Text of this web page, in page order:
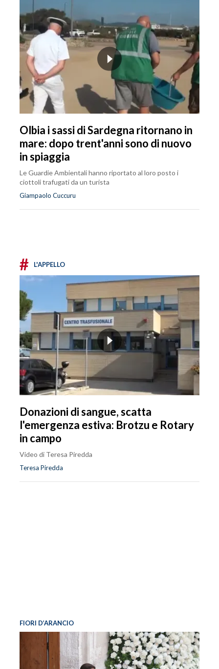
Olbia i sassi di Sardegna ritornano in
mare: dopo trent'anni sono di nuovo
in spiaggia
Le Guardie Ambientali hanno riportato al loro posto i
ciottoli trafugati da un turista
Giampaolo Cuccuru
# L'APPELLO
Donazioni di sangue, scatta
l'emergenza estiva: Brotzu e Rotary
in campo
Video di Teresa Piredda
Teresa Piredda
FIORI D’ARANCIO